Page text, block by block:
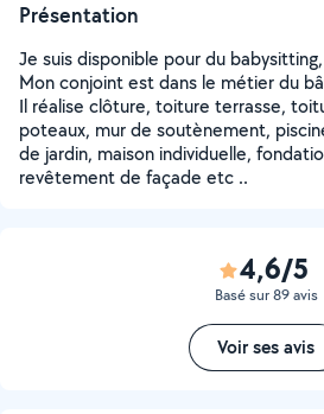
Présentation
Je suis disponible pour du
Mon conjoint est dans le métier du
Il réalise clôture, toiture terrasse,
poteaux, mur de soutènement,
de jardin, maison individuelle,
revêtement de façade etc ..
4,6/5
Basé sur 89 avis
Voir ses avis